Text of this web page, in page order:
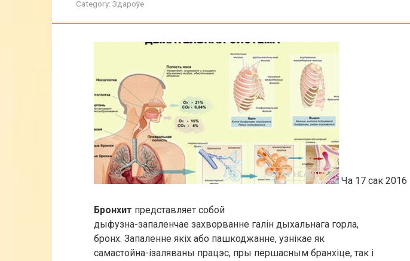
Category: Здароўе
Ча 17 сак 2016
Бронхит представляет собой
дыфузна-запаленчае захворванне галін дыхальнага горла,
бронх. Запаленне якіх або пашкоджанне, узнікае як
самастойна-ізаляваны працэс, пры першасным бранхіце, так і